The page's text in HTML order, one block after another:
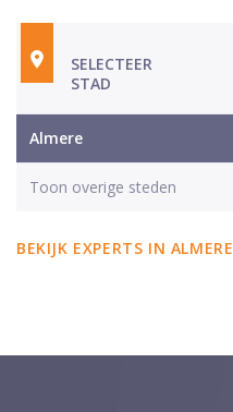
SELECTEER
STAD
Almere
Toon overige steden
BEKIJK EXPERTS IN ALMERE